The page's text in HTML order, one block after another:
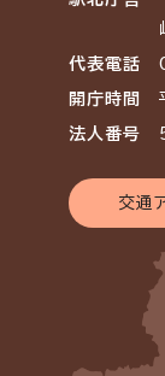
代表電話
開庁時間
法人番号
交通